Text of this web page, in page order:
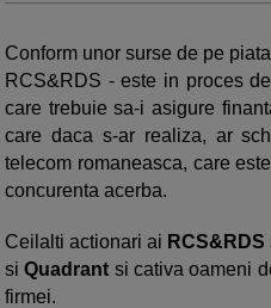
Conform unor surse de pe
RCS&RDS - este in proces
care trebuie sa-i asigure
care daca s-ar realiza, ar
telecom romaneasca, care
concurenta acerba.
Ceilalti actionari ai RCS&RDS
siQuadrant si cativa oameni
firmei.